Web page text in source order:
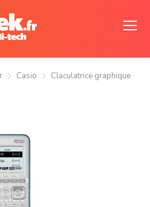
Casio
Claculatrice graphique